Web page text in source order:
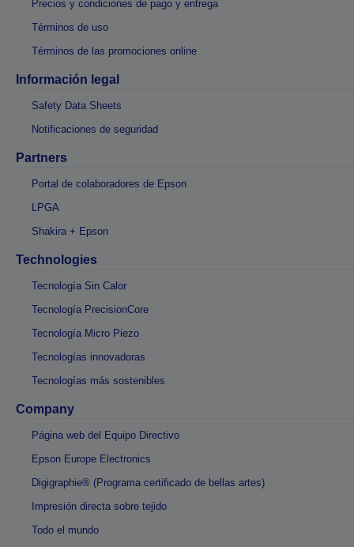
Precios y condiciones de pago y entrega
Términos de uso
Términos de las promociones online
Información legal
Safety Data Sheets
Notificaciones de seguridad
Partners
Portal de colaboradores de Epson
LPGA
Shakira + Epson
Technologies
Tecnología Sin Calor
Tecnología PrecisionCore
Tecnología Micro Piezo
Tecnologías innovadoras
Tecnologías más sostenibles
Company
Página web del Equipo Directivo
Epson Europe Electronics
Digigraphie® (Programa certificado de bellas artes)
Impresión directa sobre tejido
Todo el mundo